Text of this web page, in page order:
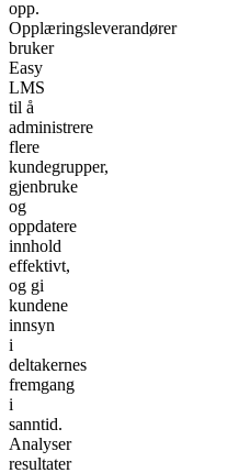
opp.
Opplæringsleverandører
bruker
Easy
LMS
til å
administrere
flere
kundegrupper,
gjenbruke
og
oppdatere
innhold
effektivt,
og gi
kundene
innsyn
i
deltakernes
fremgang
i
sanntid.
Analyser
resultater